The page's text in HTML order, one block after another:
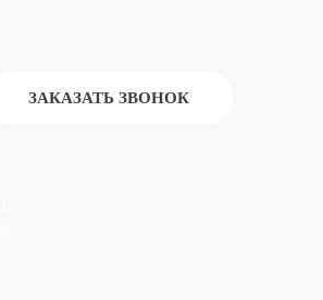
ЗАКАЗАТЬ ЗВОНОК